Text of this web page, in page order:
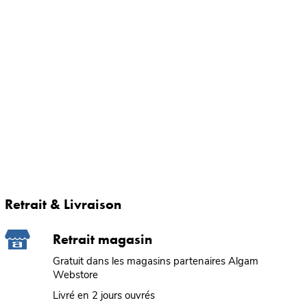
Retrait & Livraison
Retrait magasin
Gratuit dans les magasins partenaires Algam
Webstore
Livré en 2 jours ouvrés